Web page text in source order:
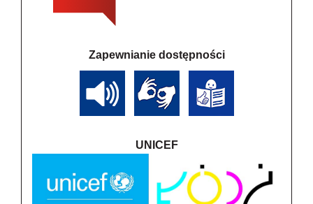
Zapewnianie dostępności
UNICEF